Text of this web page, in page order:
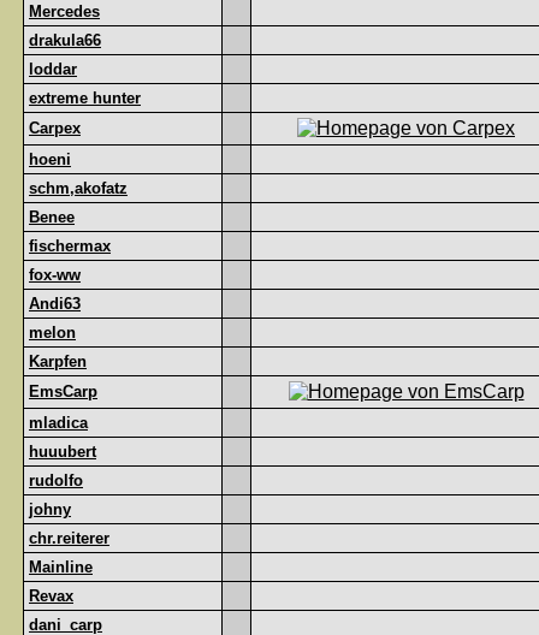
Mercedes
drakula66
loddar
extreme hunter
Carpex
hoeni
schm,akofatz
Benee
fischermax
fox-ww
Andi63
melon
Karpfen
EmsCarp
mladica
huuubert
rudolfo
johny
chr.reiterer
Mainline
Revax
dani_carp